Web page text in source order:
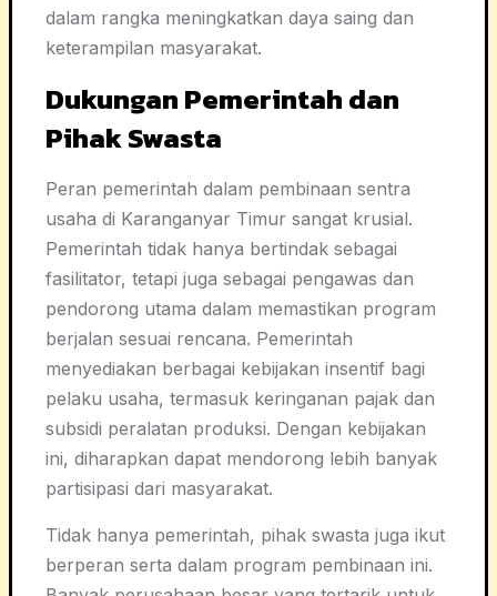
dalam rangka meningkatkan daya saing dan
keterampilan masyarakat.
Dukungan Pemerintah dan
Pihak Swasta
Peran pemerintah dalam pembinaan sentra
usaha di Karanganyar Timur sangat krusial.
Pemerintah tidak hanya bertindak sebagai
fasilitator, tetapi juga sebagai pengawas dan
pendorong utama dalam memastikan program
berjalan sesuai rencana. Pemerintah
menyediakan berbagai kebijakan insentif bagi
pelaku usaha, termasuk keringanan pajak dan
subsidi peralatan produksi. Dengan kebijakan
ini, diharapkan dapat mendorong lebih banyak
partisipasi dari masyarakat.
Tidak hanya pemerintah, pihak swasta juga ikut
berperan serta dalam program pembinaan ini.